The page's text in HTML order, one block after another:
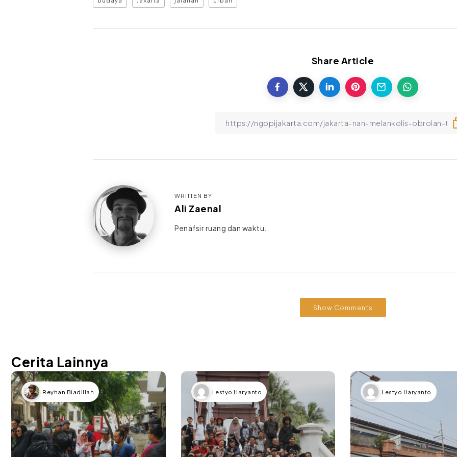
Share Article
WRITTEN BY
Ali Zaenal
Penafsir ruang dan waktu.
Show Comments
Cerita Lainnya
Reyhan Biadillah Lestyo Haryanto Lestyo Haryanto